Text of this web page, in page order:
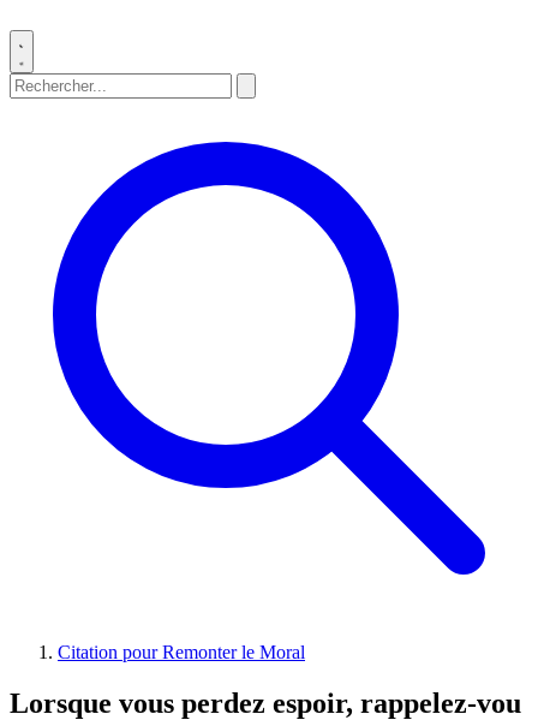
Citation pour Remonter le Moral
Lorsque vous perdez espoir, rappelez-vou